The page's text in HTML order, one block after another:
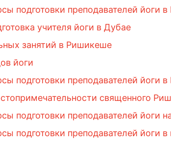
подготовки преподавателей йоги
учителя йоги в Дубае
занятий в Ришикеше
йоги
подготовки преподавателей йоги в
священного
подготовки преподавателей йоги
подготовки преподавателей йоги